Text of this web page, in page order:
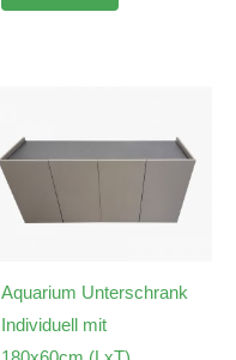
Aquarium Unterschrank
Individuell mit